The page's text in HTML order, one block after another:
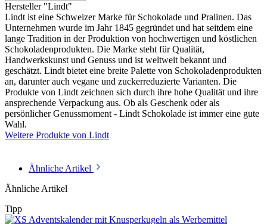
Hersteller "Lindt"
Lindt ist eine Schweizer Marke für Schokolade und Pralinen. Das
Unternehmen wurde im Jahr 1845 gegründet und hat seitdem eine
lange Tradition in der Produktion von hochwertigen und köstlichen
Schokoladenprodukten. Die Marke steht für Qualität,
Handwerkskunst und Genuss und ist weltweit bekannt und
geschätzt. Lindt bietet eine breite Palette von Schokoladenprodukten
an, darunter auch vegane und zuckerreduzierte Varianten. Die
Produkte von Lindt zeichnen sich durch ihre hohe Qualität und ihre
ansprechende Verpackung aus. Ob als Geschenk oder als
persönlicher Genussmoment - Lindt Schokolade ist immer eine gute
Wahl.
Weitere Produkte von Lindt
Ähnliche Artikel
Ähnliche Artikel
Tipp